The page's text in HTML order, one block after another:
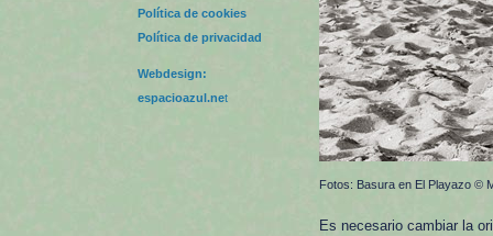
Política de cookies
Política de privacidad
Webdesign:
espacioazul.net
Fotos: Basura en El Playazo ©
Es necesario cambiar la